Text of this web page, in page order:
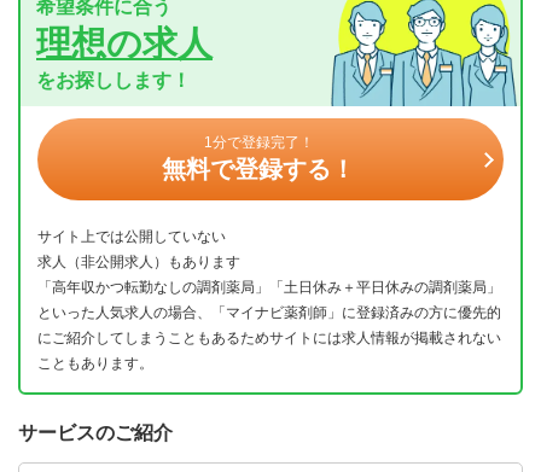
希望条件に合う
理想の求人
をお探しします！
1分で登録完了！
無料で登録する！
サイト上では公開していない
求人（非公開求人）もあります
「高年収かつ転勤なしの調剤薬局」「土日休み＋平日休みの調剤薬局」
といった人気求人の場合、「マイナビ薬剤師」に登録済みの方に優先的
にご紹介してしまうこともあるためサイトには求人情報が掲載されない
こともあります。
サービスのご紹介